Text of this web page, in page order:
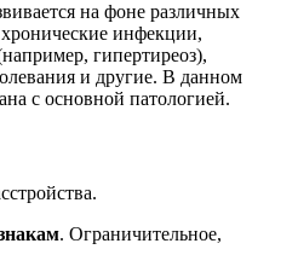
на фоне различных
инфекции,
гипертиреоз),
и другие. В данном
с основной патологией.
. Ограничительное,